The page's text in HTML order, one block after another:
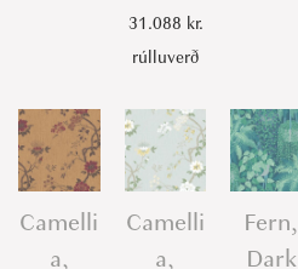
31.088 kr.
rúlluverð
Camelli
a,
Camelli
a,
Fern,
Dark